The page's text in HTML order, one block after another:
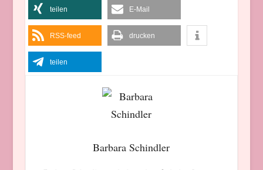
teilen E-Mail
RSS-feed drucken
teilen
Barbara Schindler